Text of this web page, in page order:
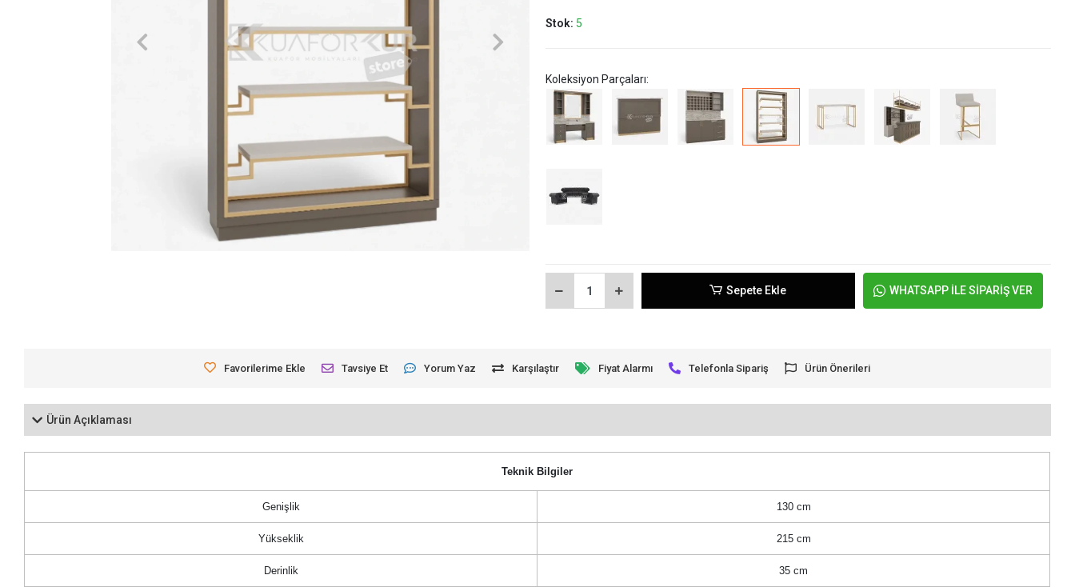
Stok: 5
Koleksiyon Parçaları:
Sepete Ekle WHATSAPP İLE SİPARİŞ VER
Favorilerime Ekle Tavsiye Et Yorum Yaz Karşılaştır Fiyat Alarmı Telefonla Sipariş Ürün Önerileri
Ürün Açıklaması
Teknik Bilgiler
Genişlik 130 cm
Yükseklik 215 cm
Derinlik 35 cm